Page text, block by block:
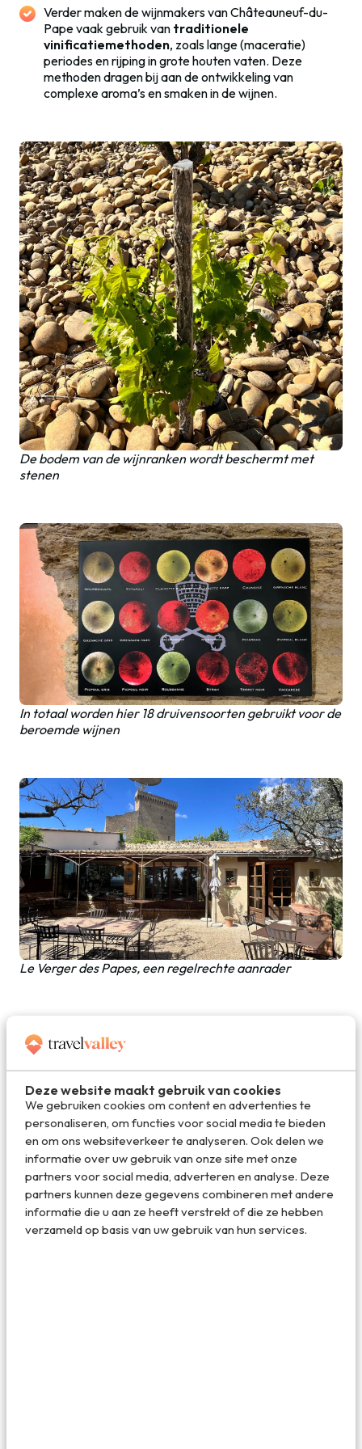
Deze website maakt gebruik van cookies
We gebruiken cookies om content en advertenties te
personaliseren, om functies voor social media te bieden
en om ons websiteverkeer te analyseren. Ook delen we
informatie over uw gebruik van onze site met onze
partners voor social media, adverteren en analyse. Deze
partners kunnen deze gegevens combineren met andere
informatie die u aan ze heeft verstrekt of die ze hebben
verzameld op basis van uw gebruik van hun services.
Verder maken de wijnmakers van Châteauneuf-du-
Pape vaak gebruik van traditionele
vinificatiemethoden, zoals lange (maceratie)
periodes en rijping in grote houten vaten. Deze
methoden dragen bij aan de ontwikkeling van
complexe aroma’s en smaken in de wijnen.
De bodem van de wijnranken wordt beschermt met
stenen
In totaal worden hier 18 druivensoorten gebruikt voor de
beroemde wijnen
Le Verger des Papes, een regelrechte aanrader